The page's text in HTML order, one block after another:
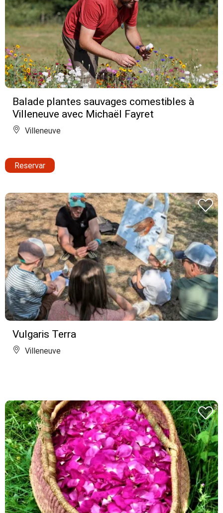
Balade plantes sauvages comestibles à
Villeneuve avec Michaël Fayret
Villeneuve
Reservar
Vulgaris Terra
Villeneuve